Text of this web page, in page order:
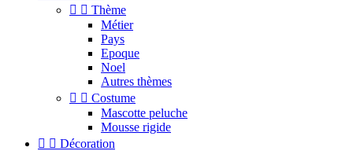
  Thème
Métier
Pays
Epoque
Noel
Autres thèmes
  Costume
Mascotte peluche
Mousse rigide
  Décoration